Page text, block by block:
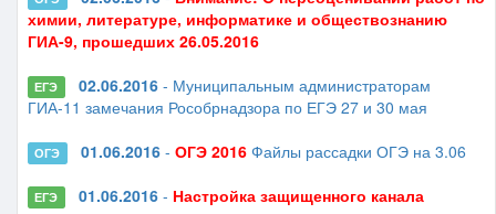
химии, литературе, информатике и обществознанию
ГИА-9, прошедших 26.05.2016
ЕГЭ 02.06.2016- Муниципальным администраторам
ГИА-11 замечания Рособрнадзора по ЕГЭ 27 и 30 мая
ОГЭ 01.06.2016- ОГЭ 2016Файлы рассадки ОГЭ на 3.06
ЕГЭ 01.06.2016- Настройка защищенного канала